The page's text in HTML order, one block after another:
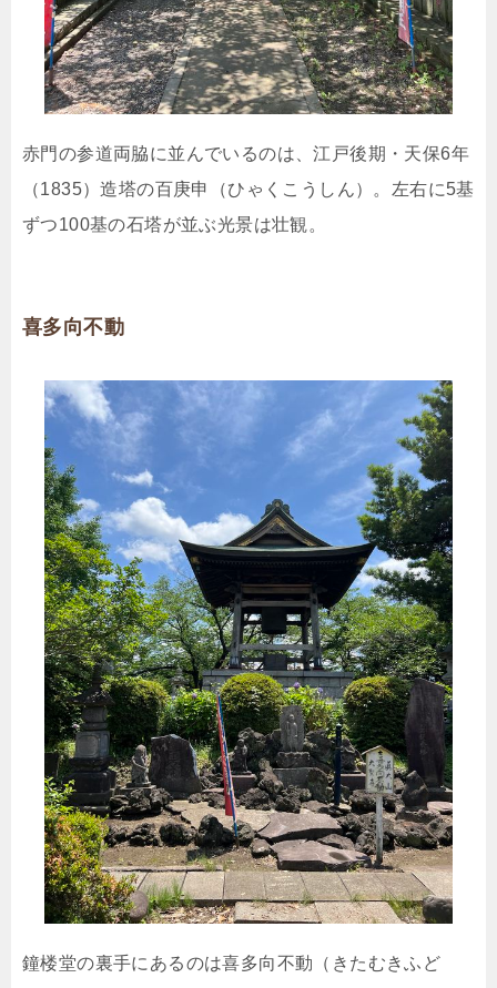
赤門の参道両脇に並んでいるのは、江戸後期・天保6年
（1835）造塔の百庚申（ひゃくこうしん）。左右に5基
ずつ100基の石塔が並ぶ光景は壮観。
喜多向不動
鐘楼堂の裏手にあるのは喜多向不動（きたむきふど